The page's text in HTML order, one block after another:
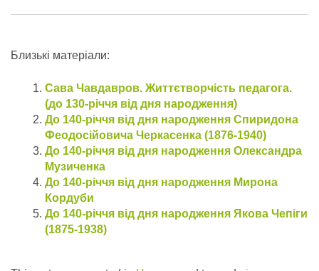
Близькі матеріали:
Сава Чавдавров. Життєтворчість педагога.
(до 130-річчя від дня народження)
До 140-річчя від дня народження Спиридона
Феодосійовича Черкасенка (1876-1940)
До 140-річчя від дня народження Олександра
Музиченка
До 140-річчя від дня народження Мирона
Кордуби
До 140-річчя від дня народження Якова Чепіги
(1875-1938)